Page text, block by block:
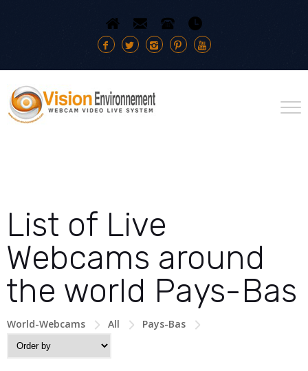
List of Live
Webcams around
the world Pays-Bas
World-Webcams All Pays-Bas